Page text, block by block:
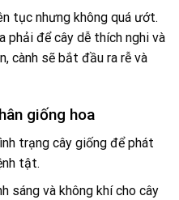
tục nhưng không quá ướt.
phải để cây dễ thích nghi và
cành sẽ bắt đầu ra rễ và
giống hoa
trạng cây giống để phát
tật.
sáng và không khí cho cây